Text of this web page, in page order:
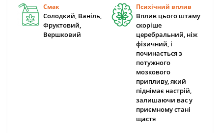
Смак
Солодкий, Ваніль,
Фруктовий,
Вершковий
Психічний вплив
Вплив цього штаму
скоріше
церебральний, ніж
фізичний, і
починається з
потужного
мозкового
припливу, який
піднімає настрій,
залишаючи вас у
приємному стані
щастя